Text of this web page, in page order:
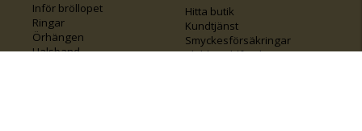
Inför bröllopet
Ringar
Örhängen
Halsband
Hitta butik
Kundtjänst
Smyckesförsäkringar
Klubb Guldfynd